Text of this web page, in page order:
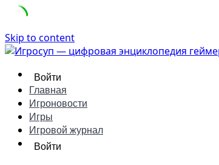
Skip to content
Войти
Главная
Игроновости
Игры
Игровой журнал
Войти